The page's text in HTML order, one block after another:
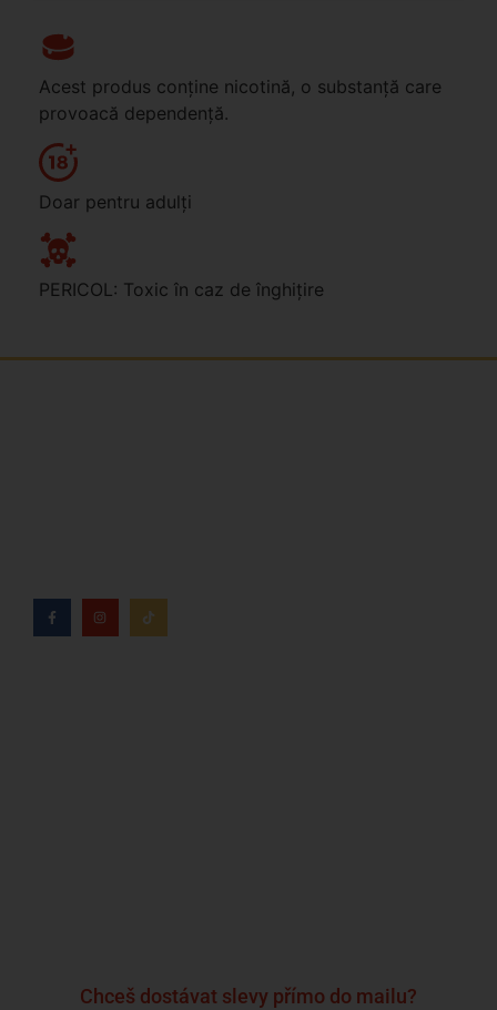
Acest produs conține nicotină, o substanță care
provoacă dependență.
Doar pentru adulți
PERICOL: Toxic în caz de înghițire
Chceš dostávat slevy přímo do mailu?